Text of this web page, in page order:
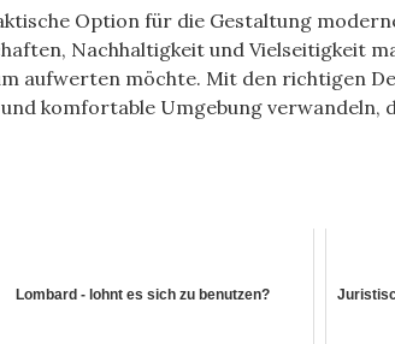
Option für die Gestaltung
Nachhaltigkeit und Vielseitigkeit
aufwerten möchte. Mit den richtigen
komfortable Umgebung verwandeln,
Lombard - lohnt es sich zu benutzen?